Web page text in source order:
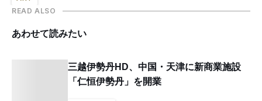
READ ALSO
あわせて読みたい
三越伊勢丹HD、中国・天津に新商業施設
「仁恒伊勢丹」を開業